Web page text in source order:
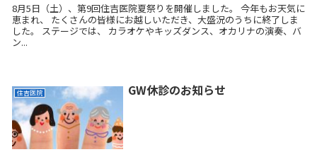
8月5日（土）、第9回住吉医院夏祭りを開催しました。 今年もお天気に
恵まれ、 たくさんの皆様にお越しいただき、大盛況のうちに終了しま
した。 ステージでは、 カラオケやキッズダンス、オカリナの演奏、バ
ン...
住吉医院 GW休診のお知らせ